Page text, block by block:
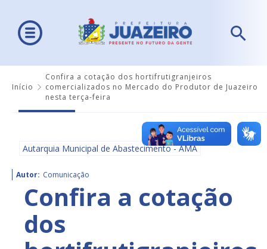
Início
Confira a cotação dos hortifrutigranjeiros
comercializados no Mercado do Produtor de Juazeiro
nesta terça-feira
Autarquia Municipal de Abastecimento - AMA
Autor: Comunicação
Confira a cotação
dos